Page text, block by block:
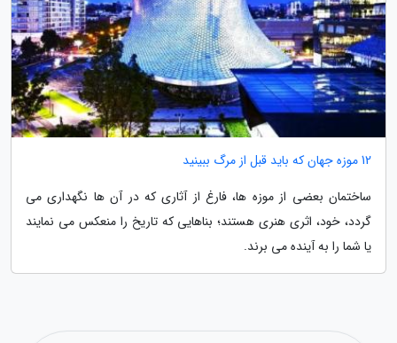
12 موزه جهان که باید قبل از مرگ ببینید
ساختمان بعضی از موزه ها، فارغ از آثاری که در آن ها نگهداری می
گردد، خود، اثری هنری هستند؛ بناهایی که تاریخ را منعکس می نمایند
یا شما را به آینده می برند.